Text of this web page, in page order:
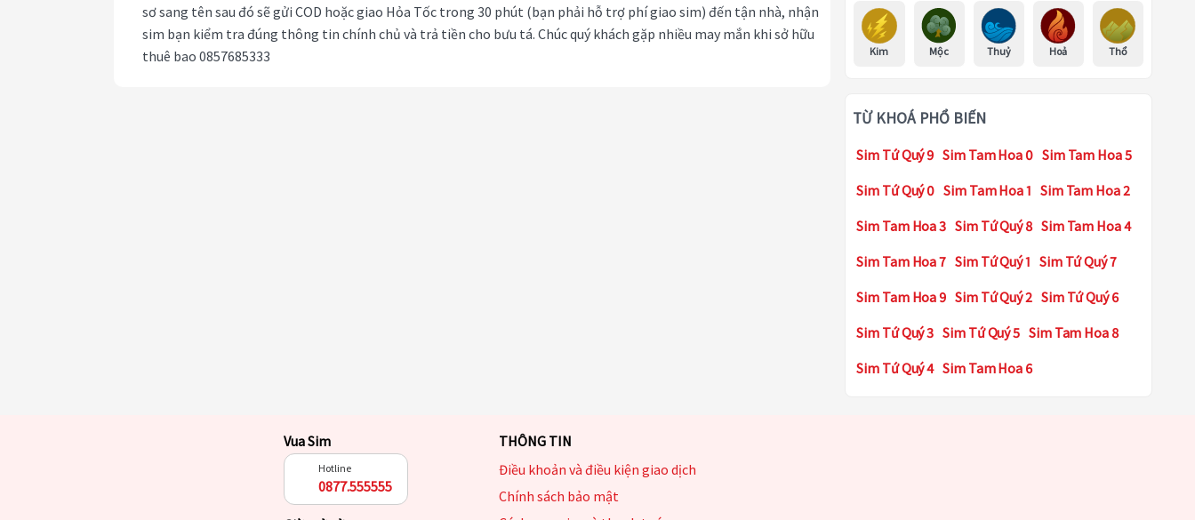
sơ sang tên sau đó sẽ gửi COD hoặc giao Hỏa Tốc trong 30 phút (bạn phải hỗ trợ phí giao sim) đến tận nhà, nhận
sim bạn kiểm tra đúng thông tin chính chủ và trả tiền cho bưu tá. Chúc quý khách gặp nhiều may mắn khi sở hữu
thuê bao 0857685333
Kim Mộc Thuỷ Hoả Thổ
TỪ KHOÁ PHỔ BIẾN
Sim Tứ Quý 9 Sim Tam Hoa 0 Sim Tam Hoa 5
Sim Tứ Quý 0 Sim Tam Hoa 1 Sim Tam Hoa 2
Sim Tam Hoa 3 Sim Tứ Quý 8 Sim Tam Hoa 4
Sim Tam Hoa 7 Sim Tứ Quý 1 Sim Tứ Quý 7
Sim Tam Hoa 9 Sim Tứ Quý 2 Sim Tứ Quý 6
Sim Tứ Quý 3 Sim Tứ Quý 5 Sim Tam Hoa 8
Sim Tứ Quý 4 Sim Tam Hoa 6
Vua Sim
Hotline
0877.555555
THÔNG TIN
Điều khoản và điều kiện giao dịch
Chính sách bảo mật